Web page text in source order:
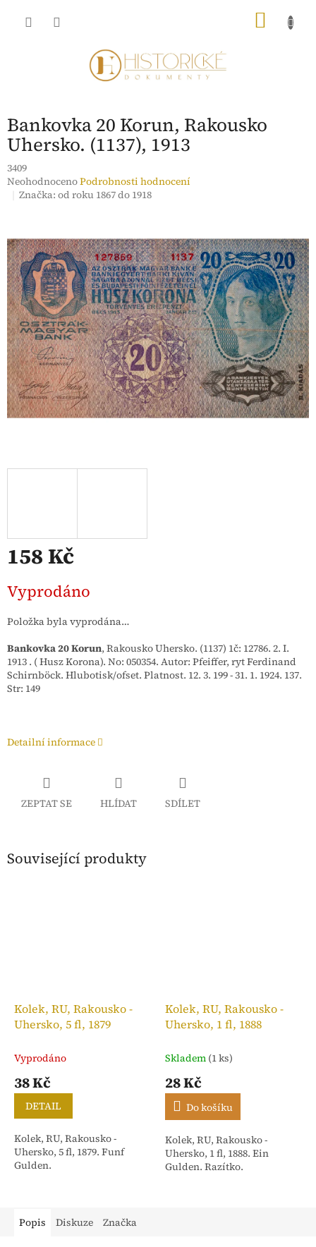
Bankovka 20 Korun, Rakousko
Uhersko. (1137), 1913
3409
Průměrné
hodnocení
z
5
hvězdiček.
NeohodnocenoPodrobnosti hodnocení
Značka:od roku 1867 do 1918
158 Kč
cena:
Vyprodáno
Položka byla vyprodána…
Bankovka 20 Korun, Rakousko Uhersko. (1137) 1č: 12786. 2. I.
1913 . ( Husz Korona). No: 050354. Autor: Pfeiffer, ryt Ferdinand
Schirnböck. Hlubotisk/ofset. Platnost. 12. 3. 199 - 31. 1. 1924. 137.
Str: 149
Detailní informace
ZEPTAT SE HLÍDAT SDÍLET
Související produkty
Kolek, RU, Rakousko -
Uhersko, 5 fl, 1879
Vyprodáno
38 Kč
DETAIL
Kolek, RU, Rakousko -
Uhersko, 5 fl, 1879. Funf
Gulden.
Kolek, RU, Rakousko -
Uhersko, 1 fl, 1888
Skladem (1 ks)
28 Kč
Do košíku
Kolek, RU, Rakousko -
Uhersko, 1 fl, 1888. Ein
Gulden. Razítko.
Popis Diskuze Značka